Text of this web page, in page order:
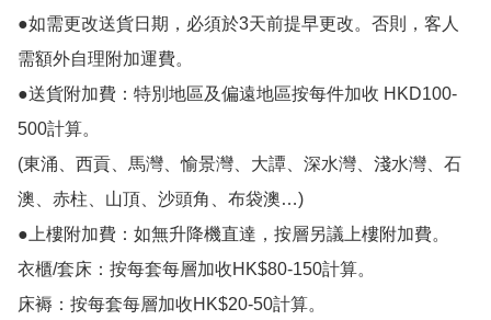
●如需更改送貨日期，必須於3天前提早更改。否則，客人
需額外自理附加運費。
●送貨附加費：特別地區及偏遠地區按每件加收 HKD100-
500計算。
(東涌、西貢、馬灣、愉景灣、大譚、深水灣、淺水灣、石
澳、赤柱、山頂、沙頭角、布袋澳…)
●上樓附加費：如無升降機直達，按層另議上樓附加費。
衣櫃/套床：按每套每層加收HK$80-150計算。
床褥：按每套每層加收HK$20-50計算。